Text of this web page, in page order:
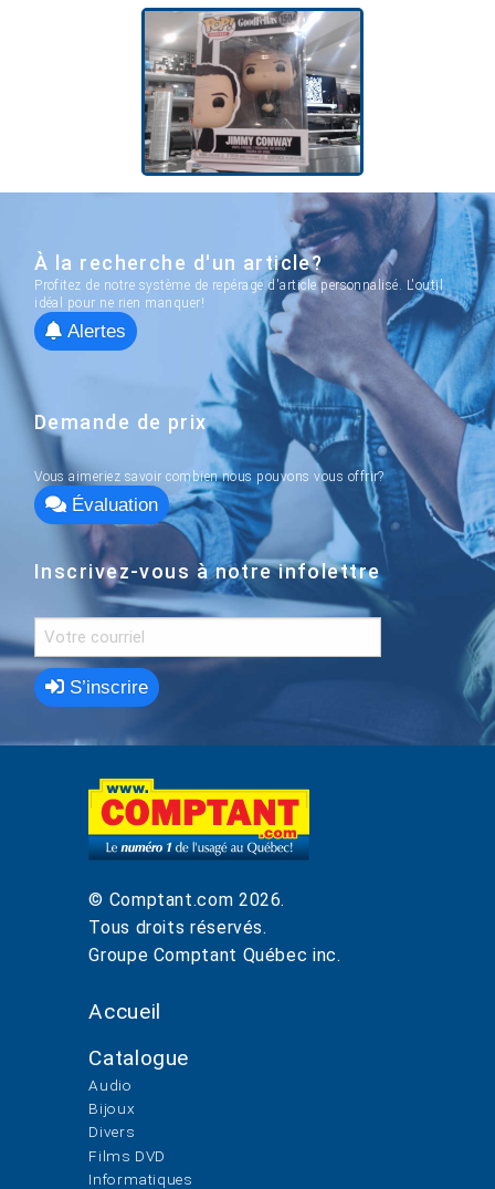
À la recherche d'un article?
Profitez de notre système de repérage d'article personnalisé. L'outil
idéal pour ne rien manquer!
Alertes
Demande de prix
Vous aimeriez savoir combien nous pouvons vous offrir?
Évaluation
Inscrivez-vous à notre infolettre
S’inscrire
© Comptant.com 2026.
Tous droits réservés.
Groupe Comptant Québec inc.
Accueil
Catalogue
Audio
Bijoux
Divers
Films DVD
Informatiques